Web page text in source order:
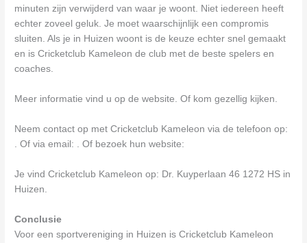
minuten zijn verwijderd van waar je woont. Niet iedereen heeft
echter zoveel geluk. Je moet waarschijnlijk een compromis
sluiten. Als je in Huizen woont is de keuze echter snel gemaakt
en is Cricketclub Kameleon de club met de beste spelers en
coaches.
Meer informatie vind u op de website. Of kom gezellig kijken.
Neem contact op met Cricketclub Kameleon via de telefoon op:
. Of via email: . Of bezoek hun website:
Je vind Cricketclub Kameleon op: Dr. Kuyperlaan 46 1272 HS in
Huizen.
Conclusie
Voor een sportvereniging in Huizen is Cricketclub Kameleon